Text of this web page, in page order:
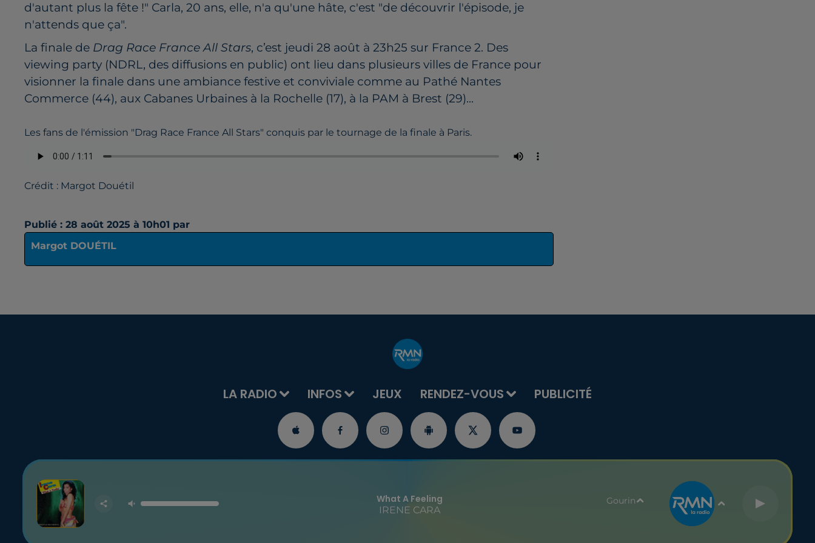
d'autant plus la fête !" Carla, 20 ans, elle, n'a qu'une hâte, c'est "de découvrir l'épisode, je
n'attends que ça".
La finale de Drag Race France All Stars, c’est jeudi 28 août à 23h25 sur France 2. Des
viewing party (NDRL, des diffusions en public) ont lieu dans plusieurs villes de France pour
visionner la finale dans une ambiance festive et conviviale comme au Pathé Nantes
Commerce (44), aux Cabanes Urbaines à la Rochelle (17), à la PAM à Brest (29)...
Les fans de l'émission "Drag Race France All Stars" conquis par le tournage de la finale à Paris.
Crédit : Margot Douétil
Publié : 28 août 2025 à 10h01 par
Margot DOUÉTIL
LA RADIO INFOS JEUX RENDEZ-VOUS PUBLICITÉ
What A Feeling
IRENE CARA
Gourin